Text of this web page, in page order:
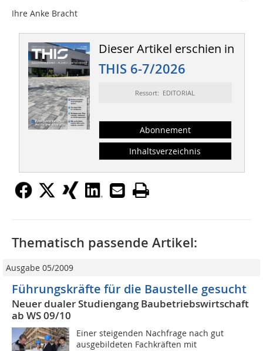
Ihre Anke Bracht
Dieser Artikel erschien in
THIS 6-7/2026
Ressort: EDITORIAL
Abonnement
Inhaltsverzeichnis
Thematisch passende Artikel:
Ausgabe 05/2009
Führungskräfte für die Baustelle gesucht
Neuer dualer Studiengang Baubetriebswirtschaft
ab WS 09/10
Einer steigenden Nachfrage nach gut
ausgebildeten Fachkräften mit